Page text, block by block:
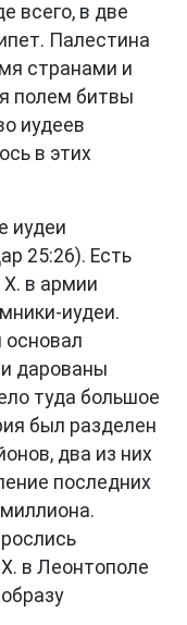
всего, в две
Палестина
странами и
полем битвы
иудеев
в этих
иудеи
25:26). Есть
Х. в армии
иудеи.
основал
дарованы
туда большое
был разделен
два из них
последних
Х. в Леонтополе